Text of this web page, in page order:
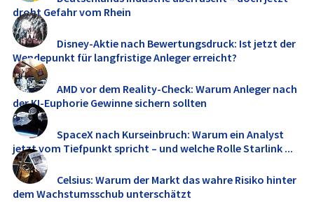
droht Gefahr vom Rhein
Disney-Aktie nach Bewertungsdruck: Ist jetzt der
Wendepunkt für langfristige Anleger erreicht?
AMD vor dem Reality-Check: Warum Anleger nach
der KI-Euphorie Gewinne sichern sollten
SpaceX nach Kurseinbruch: Warum ein Analyst
jetzt vom Tiefpunkt spricht – und welche Rolle Starlink ...
Celsius: Warum der Markt das wahre Risiko hinter
dem Wachstumsschub unterschätzt